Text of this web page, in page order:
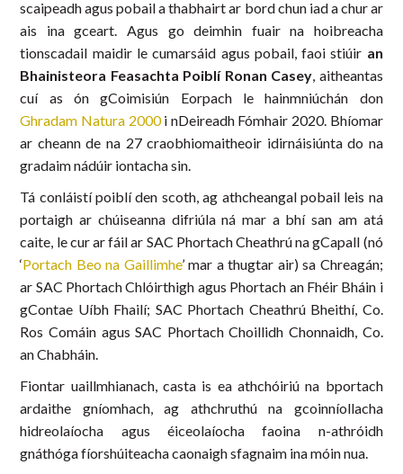
scaipeadh agus pobail a thabhairt ar bord chun iad a chur ar
ais ina gceart. Agus go deimhin fuair na hoibreacha
tionscadail maidir le cumarsáid agus pobail, faoi stiúir an
Bhainisteora Feasachta Poiblí Ronan Casey , aitheantas
cuí as ón gCoimisiún Eorpach le hainmniúchán don
Ghradam Natura 2000i nDeireadh Fómhair 2020. Bhíomar
ar cheann de na 27 craobhiomaitheoir idirnáisiúnta do na
gradaim nádúir iontacha sin.
Tá conláistí poiblí den scoth, ag athcheangal pobail leis na
portaigh ar chúiseanna difriúla ná mar a bhí san am atá
caite, le cur ar fáil ar SAC Phortach Cheathrú na gCapall (nó
‘Portach Beo na Gaillimhe’ mar a thugtar air) sa Chreagán;
ar SAC Phortach Chlóirthigh agus Phortach an Fhéir Bháin i
gContae Uíbh Fhailí; SAC Phortach Cheathrú Bheithí, Co.
Ros Comáin agus SAC Phortach Choillidh Chonnaidh, Co.
an Chabháin.
Fiontar uaillmhianach, casta is ea athchóiriú na bportach
ardaithe gníomhach, ag athchruthú na gcoinníollacha
hidreolaíocha agus éiceolaíocha faoina n-athróidh
gnáthóga fíorshúiteacha caonaigh sfagnaim ina móin nua.